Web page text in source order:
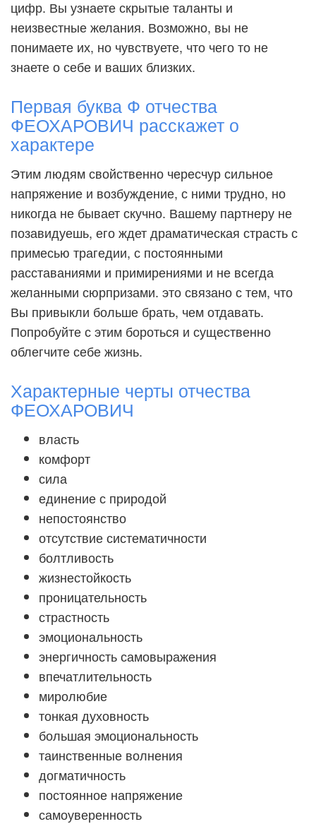
цифр. Вы узнаете скрытые таланты и
неизвестные желания. Возможно, вы не
понимаете их, но чувствуете, что чего то не
знаете о себе и ваших близких.
Первая буква Ф отчества
ФЕОХАРОВИЧ расскажет о
характере
Этим людям свойственно чересчур сильное
напряжение и возбуждение, с ними трудно, но
никогда не бывает скучно. Вашему партнеру не
позавидуешь, его ждет драматическая страсть с
примесью трагедии, с постоянными
расставаниями и примирениями и не всегда
желанными сюрпризами. это связано с тем, что
Вы привыкли больше брать, чем отдавать.
Попробуйте с этим бороться и существенно
облегчите себе жизнь.
Характерные черты отчества
ФЕОХАРОВИЧ
власть
комфорт
сила
единение с природой
непостоянство
отсутствие систематичности
болтливость
жизнестойкость
проницательность
страстность
эмоциональность
энергичность самовыражения
впечатлительность
миролюбие
тонкая духовность
большая эмоциональность
таинственные волнения
догматичность
постоянное напряжение
самоуверенность